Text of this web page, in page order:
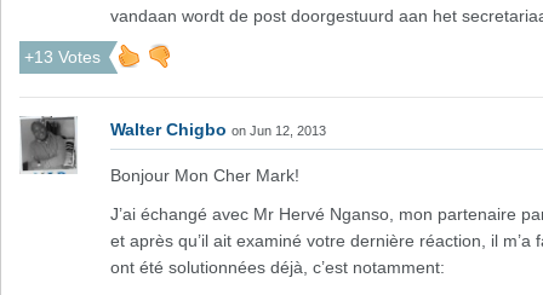
vandaan wordt de post doorgestuurd aan het
+13 Votes
Walter Chigbo on Jun 12, 2013
Bonjour Mon Cher Mark!
J’ai échangé avec Mr Hervé Nganso, mon partenaire
et après qu’il ait examiné votre dernière réaction, il
ont été solutionnées déjà, c’est notamment: